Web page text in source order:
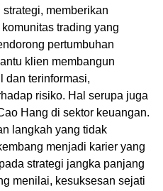
memberikan
trading yang
pertumbuhan
klien membangun
dan terinformasi,
risiko. Hal serupa juga
Hang di sektor keuangan.
langkah yang tidak
menjadi karier yang
strategi jangka panjang
menilai, kesuksesan sejati